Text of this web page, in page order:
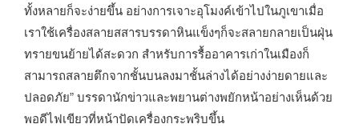
ทั้งหลายก็จะง่ายขึ้น อย่างการเจาะอุโมงค์เข้าไปในภูเขาเมื่อ
เราใช้เครื่องสลายสสารบรรดาหินแข็งๆก็จะสลายกลายเป็นฝุ่น
ทรายขนย้ายได้สะดวก สำหรับการรื้ออาคารเก่าในเมืองก็
สามารถสลายตึกจากชั้นบนลงมาชั้นล่างได้อย่างง่ายดายและ
ปลอดภัย” บรรดานักข่าวและพยานต่างพยักหน้าอย่างเห็นด้วย
พอดีไฟเขียวที่หน้าปัดเครื่องกระพริบขึ้น